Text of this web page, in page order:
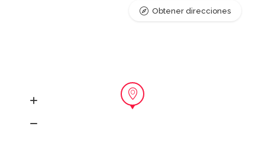
Obtener direcciones